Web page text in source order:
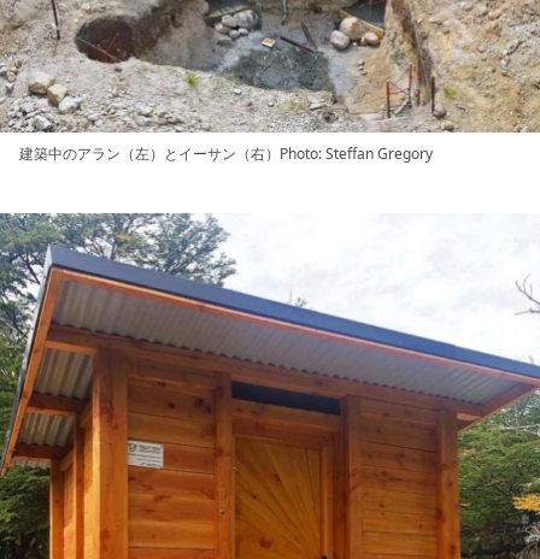
建築中のアラン（左）とイーサン（右）Photo: Steffan Gregory